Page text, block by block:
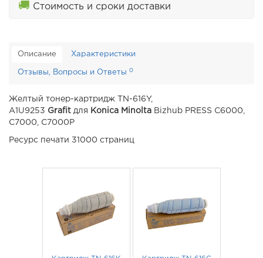
🚚 Стоимость и сроки доставки
Описание Характеристики
Отзывы, Вопросы и Ответы 0
Желтый тонер-картридж TN-616Y,
A1U9253 Grafit для Konica Minolta Bizhub PRESS C6000,
C7000, C7000P
Ресурс печати 31000 страниц